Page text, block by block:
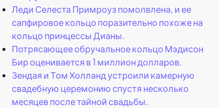
Леди Селеста Примроуз помолвлена, и ее
сапфировое кольцо поразительно похоже на
кольцо принцессы Дианы.
Потрясающее обручальное кольцо Мэдисон
Бир оценивается в 1 миллион долларов.
Зендая и Том Холланд устроили камерную
свадебную церемонию спустя несколько
месяцев после тайной свадьбы.